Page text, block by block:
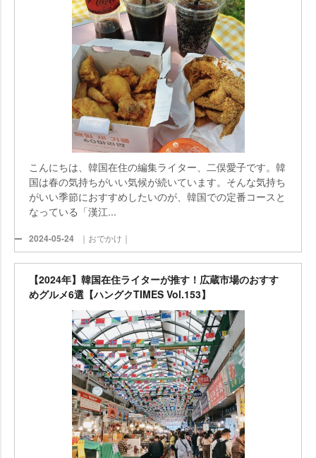
こんにちは、韓国在住の編集ライター、二俣愛子です。韓
国は春の気持ちがいい気候が続いています。そんな気持ち
がいい季節におすすめしたいのが、韓国での定番コースと
なっている「漢江...
2024-05-24 ｜おでかけ｜
【2024年】韓国在住ライターが推す！広蔵市場のおすす
めグルメ6選【ハングクTIMES Vol.153】